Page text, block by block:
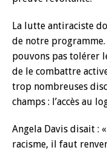
La lutte antiraciste
de notre
pouvons pas tolérer
de le combattre
trop nombreuses
champs : l’accès au
Angela Davis disait :
racisme, il faut